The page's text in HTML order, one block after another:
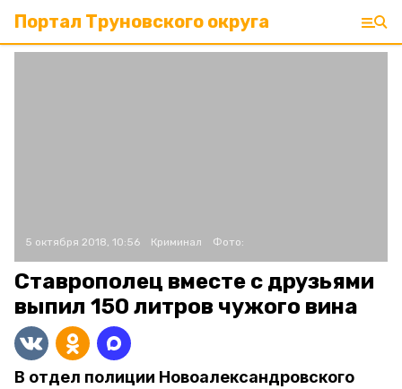
Портал Труновского округа
5 октября 2018, 10:56 Криминал Фото:
Ставрополец вместе с друзьями
выпил 150 литров чужого вина
В отдел полиции Новоалександровского